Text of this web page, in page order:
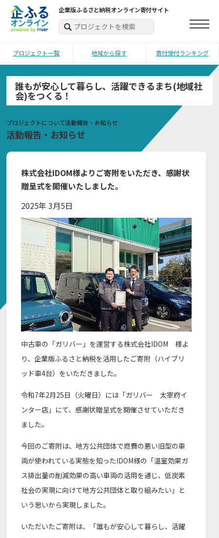
企業版ふるさと納税オンライン寄付サイト
プロジェクト一覧 地域から探す 寄付受付ランキング
誰もが安心して暮らし、活躍できるまち(地域社
会)をつくる！
プロジェクトについて活動報告・お知らせ
活動報告・お知らせ
株式会社IDOM様よりご寄附をいただき、感謝状
贈呈式を開催いたしました。
2025年 3月5日
中古車の「ガリバー」を運営する株式会社IDOM 様よ
り、企業版ふるさと納税を活用したご寄附（ハイブリ
ッド車4台）をいただきました。
令和7年2月25日（火曜日）には「ガリバー 太宰府イ
ンター店」にて、感謝状贈呈式を開催させていただき
ました。
今回のご寄附は、地方公共団体で燃費の悪い旧型の車
両が使われている実態を知ったIDOM様の「温室効果ガ
ス排出量の削減効果の高い車両の活用を通じ、低炭素
社会の実現に向けて地方公共団体と取り組みたい」と
いう思いから実現しました。
いただいたご寄附は、「誰もが安心して暮らし、活躍